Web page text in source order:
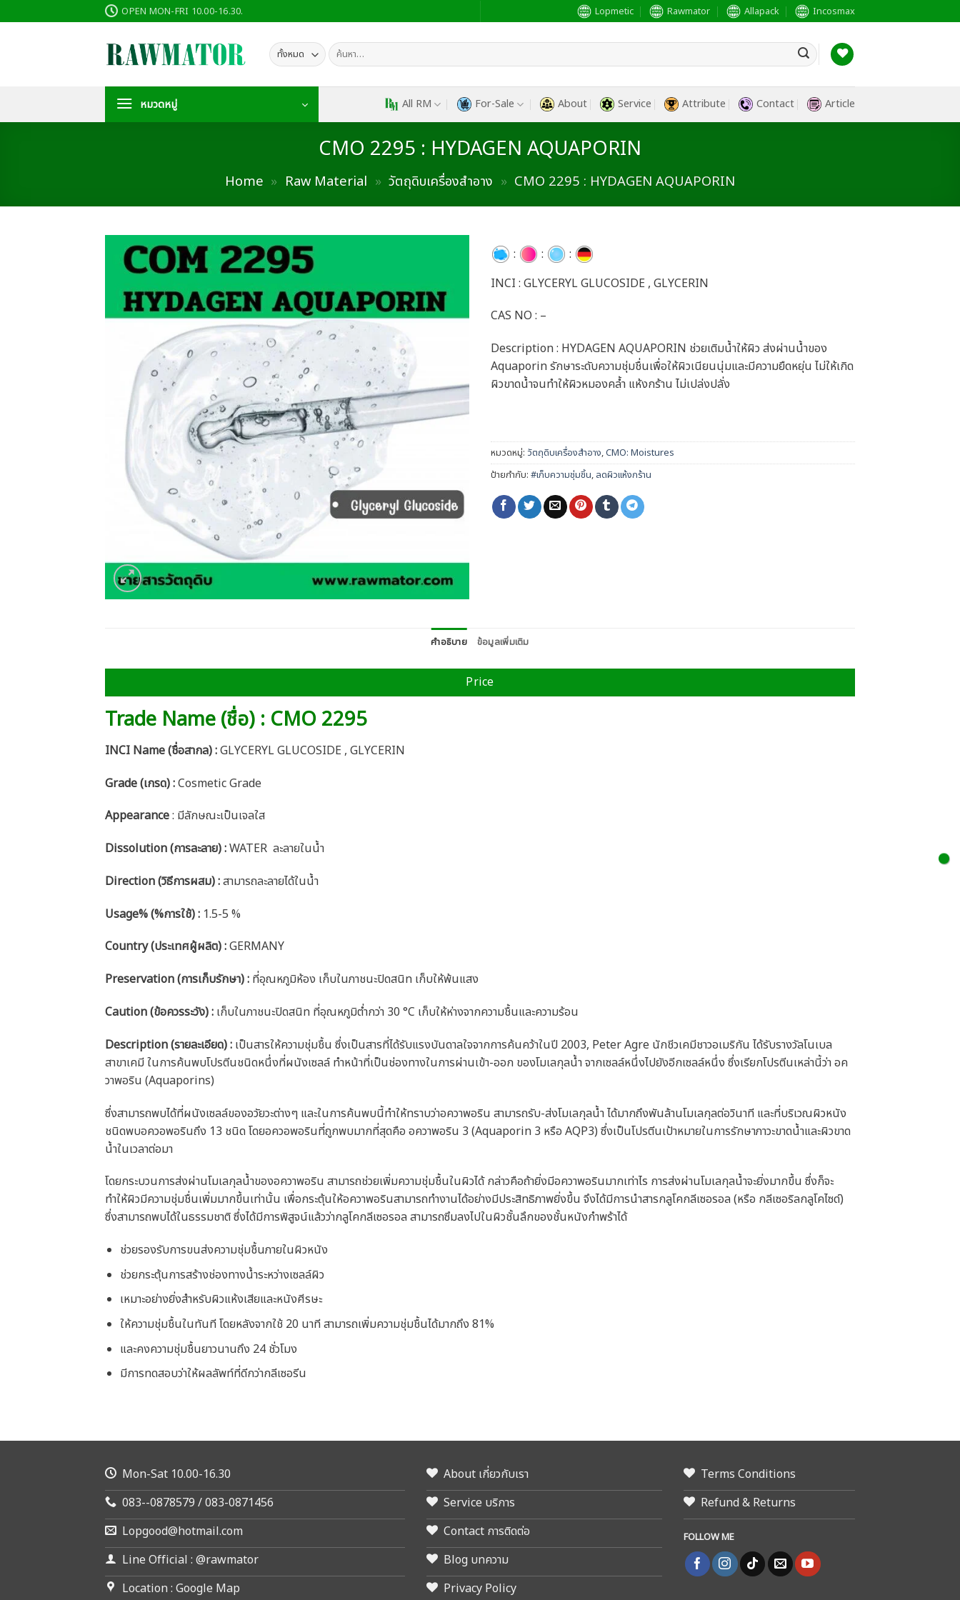
ไป
OPEN MON-FRI 10.00-16.30. Lopmetic Rawmator Allapack Incosmax
ค้นหา:
หมวดหมู่ All RM For-Sale About Service Attribute Contact Article
CMO 2295 : HYDAGEN AQUAPORIN
Home » Raw Material » วัตถุดิบเครื่องสำอาง » CMO 2295 : HYDAGEN AQUAPORIN
wishlist
: :
:
INCI : GLYCERYL GLUCOSIDE , GLYCERIN
CAS NO : –
Description : HYDAGEN AQUAPORIN ช่วยเติมน้ำให้ผิว ส่งผ่านน้ำของ
Aquaporin รักษาระดับความชุ่มชื่นเพื่อให้ผิวเนียนนุ่มและมีความยืดหยุ่น ไม่ให้เกิด
ผิวขาดน้ำจนทำให้ผิวหมองคล้ำ แห้งกร้าน ไม่เปล่งปลั่ง
หมวดหมู่: วัตถุดิบเครื่องสำอาง,CMO: Moistures
ป้ายกำกับ: #เก็บความชุ่มชิ้น, ลดผิวแห้งกร้าน
คำอธิบาย ข้อมูลเพิ่มเติม
Price
Trade Name (ชื่อ) : CMO 2295
INCI Name (ชื่อสากล) :GLYCERYL GLUCOSIDE , GLYCERIN
Grade (เกรด) :Cosmetic Grade
Appearance: มีลักษณะเป็นเจลใส
Dissolution (การละลาย) :WATER ละลายในน้ำ
Direction (วิธีการผสม) :สามารถละลายได้ในน้ำ
Usage% (%การใช้) : 1.5-5 %
Country (ประเทศผู้ผลิต) :GERMANY
Preservation (การเก็บรักษา) : ที่อุณหภูมิห้อง เก็บในภาชนะปิดสนิท เก็บให้พ้นแสง
Caution(ข้อควรระวัง) : เก็บในภาชนะปิดสนิท ที่อุณหภูมิต่ำกว่า 30 °C เก็บให้ห่างจากความชื้นและความร้อน
Description (รายละเอียด): เป็นสารให้ความชุ่มชื้น ซึ่งเป็นสารที่ได้รับแรงบันดาลใจจากการค้นคว้าในปี 2003, Peter Agre นักชีวเคมีชาวอเมริกัน ได้รับรางวัลโนเบล
สาขาเคมี ในการค้นพบโปรตีนชนิดหนึ่งที่ผนังเซลล์ ทำหน้าที่เป็นช่องทางในการผ่านเข้า-ออก ของโมเลกุลน้ำ จากเซลล์หนึ่งไปยังอีกเซลล์หนึ่ง ซึ่งเรียกโปรตีนเหล่านี้ว่า อค
วาพอริน (Aquaporins)
ซึ่งสามารถพบได้ที่ผนังเซลล์ของอวัยวะต่างๆ และในการค้นพบนี้ทำให้ทราบว่าอควาพอริน สามารถรับ-ส่งโมเลกุลน้ำ ได้มากถึงพันล้านโมเลกุลต่อวินาที และที่บริเวณผิวหนัง
ชนิดพบอควอพอรินถึง 13 ชนิด โดยอควอพอรินที่ถูกพบมากที่สุดคือ อควาพอริน 3 (Aquaporin 3 หรือ AQP3) ซึ่งเป็นโปรตีนเป้าหมายในการรักษาภาวะขาดน้ำและผิวขาด
น้ำในเวลาต่อมา
โดยกระบวนการส่งผ่านโมเลกุลน้ำของอควาพอริน สามารถช่วยเพิ่มความชุ่มชื้นในผิวได้ กล่าวคือถ้ายิ่งมีอควาพอรินมากเท่าไร การส่งผ่านโมเลกุลน้ำจะยิ่งมากขึ้น ซึ่งก็จะ
ทำให้ผิวมีความชุ่มชื่นเพิ่มมากขึ้นเท่านั้น เพื่อกระตุ้นให้อควาพอรินสามารถทำงานได้อย่างมีประสิทธิภาพยิ่งขึ้น จึงได้มีการนำสารกลูโคกลีเซอรอล (หรือ กลีเซอริลกลูโคไซด์)
ซึ่งสามารถพบได้ในธรรมชาติ ซึ่งได้มีการพิสูจน์แล้วว่ากลูโคกลีเซอรอล สามารถซึมลงไปในผิวชั้นลึกของชั้นหนังกำพร้าได้
ช่วยรองรับการขนส่งความชุ่มชื้นภายในผิวหนัง
ช่วยกระตุ้นการสร้างช่องทางน้ำระหว่างเซลล์ผิว
เหมาะอย่างยิ่งสำหรับผิวแห้งเสียและหนังศีรษะ
ให้ความชุ่มชื้นในทันที โดยหลังจากใช้ 20 นาที สามารถเพิ่มความชุ่มชื้นได้มากถึง 81%
และคงความชุ่มชื้นยาวนานถึง 24 ชั่วโมง
มีการทดสอบว่าให้ผลลัพท์ที่ดีกว่ากลีเซอรีน
Mon-Sat 10.00-16.30
083--0878579 / 083-0871456
Lopgood@hotmail.com
Line Official : @rawmator
Location : Google Map
About เกี่ยวกับเรา
Service บริการ
Contact การติดต่อ
Blog บทความ
Privacy Policy
Terms Conditions
Refund & Returns
FOLLOW ME